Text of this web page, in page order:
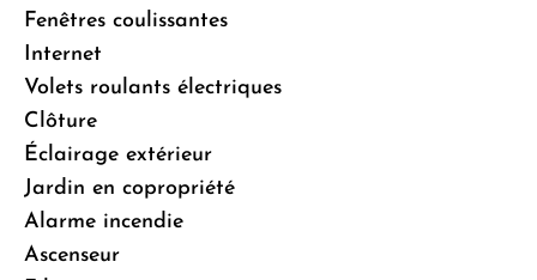
Fenêtres coulissantes
Internet
Volets roulants électriques
Clôture
Éclairage extérieur
Jardin en copropriété
Alarme incendie
Ascenseur